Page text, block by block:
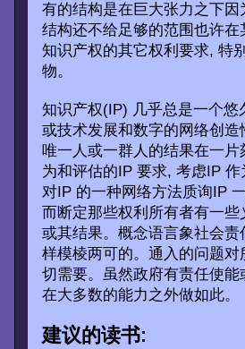
有的结构是在巨大张力之下因
结构还不给足够的范围也许在
知识产权的其它权利要求, 特
物。
知识产权(IP) 几乎总是一个悠
或技术发展和数字的网络创造
唯一人或一群人的结果在一片
为和评估的IP 要求, 考虑IP 作
对IP 的一种网络方法质询IP
而断定那些权利所有者有一些
或其结果。概念语言象社会责
样模棱两可的。通入的问题对
切需要。虽然政府有责任使能
在大多数的能力之外做如此。
建议的读书: